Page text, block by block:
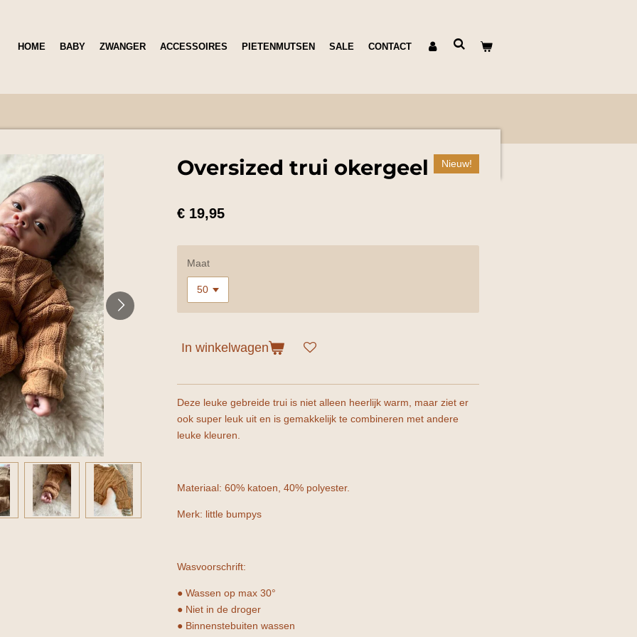
HOME BABY ZWANGER ACCESSOIRES PIETENMUTSEN SALE CONTACT
Oversized trui okergeel Nieuw!
€ 19,95
Maat
In winkelwagen
Deze leuke gebreide trui is niet alleen heerlijk warm, maar ziet er
ook super leuk uit en is gemakkelijk te combineren met andere
leuke kleuren.
Materiaal: 60% katoen, 40% polyester.
Merk: little bumpys
Wasvoorschrift:
● Wassen op max 30°
● Niet in de droger
● Binnenstebuiten wassen